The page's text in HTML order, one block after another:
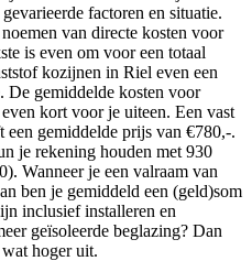
factoren en situatie.
van directe kosten voor
is even om voor een totaal
kozijnen in Riel even een
De gemiddelde kosten voor
kort voor je uiteen. Een vast
een gemiddelde prijs van €780,-.
je rekening houden met 930
Wanneer je een valraam van
ben je gemiddeld een (geld)som
inclusief installeren en
geïsoleerde beglazing? Dan
hoger uit.